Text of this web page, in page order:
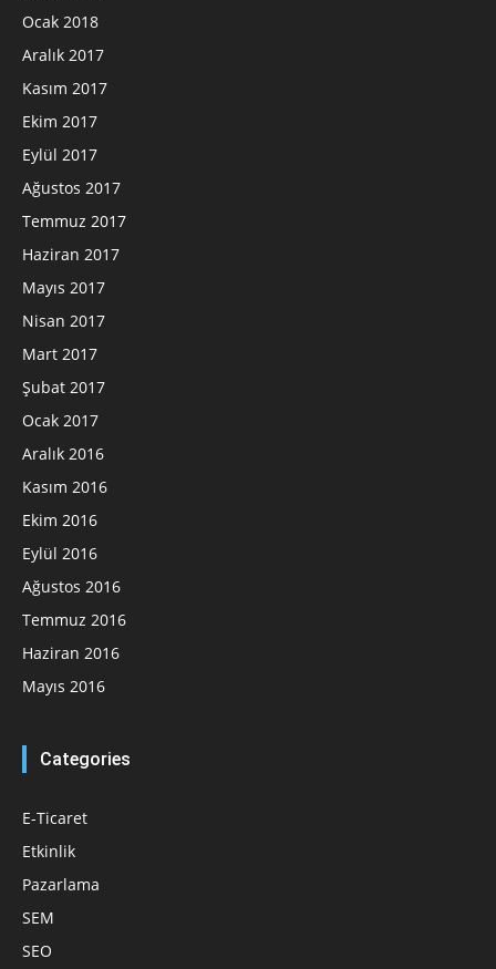
Ocak 2018
Aralık 2017
Kasım 2017
Ekim 2017
Eylül 2017
Ağustos 2017
Temmuz 2017
Haziran 2017
Mayıs 2017
Nisan 2017
Mart 2017
Şubat 2017
Ocak 2017
Aralık 2016
Kasım 2016
Ekim 2016
Eylül 2016
Ağustos 2016
Temmuz 2016
Haziran 2016
Mayıs 2016
Categories
E-Ticaret
Etkinlik
Pazarlama
SEM
SEO